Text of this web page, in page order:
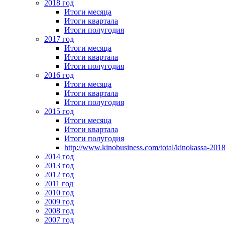
2018 год
Итоги месяца
Итоги квартала
Итоги полугодия
2017 год
Итоги месяца
Итоги квартала
Итоги полугодия
2016 год
Итоги месяца
Итоги квартала
Итоги полугодия
2015 год
Итоги месяца
Итоги квартала
Итоги полугодия
http://www.kinobusiness.com/total/kinokassa-
2014 год
2013 год
2012 год
2011 год
2010 год
2009 год
2008 год
2007 год